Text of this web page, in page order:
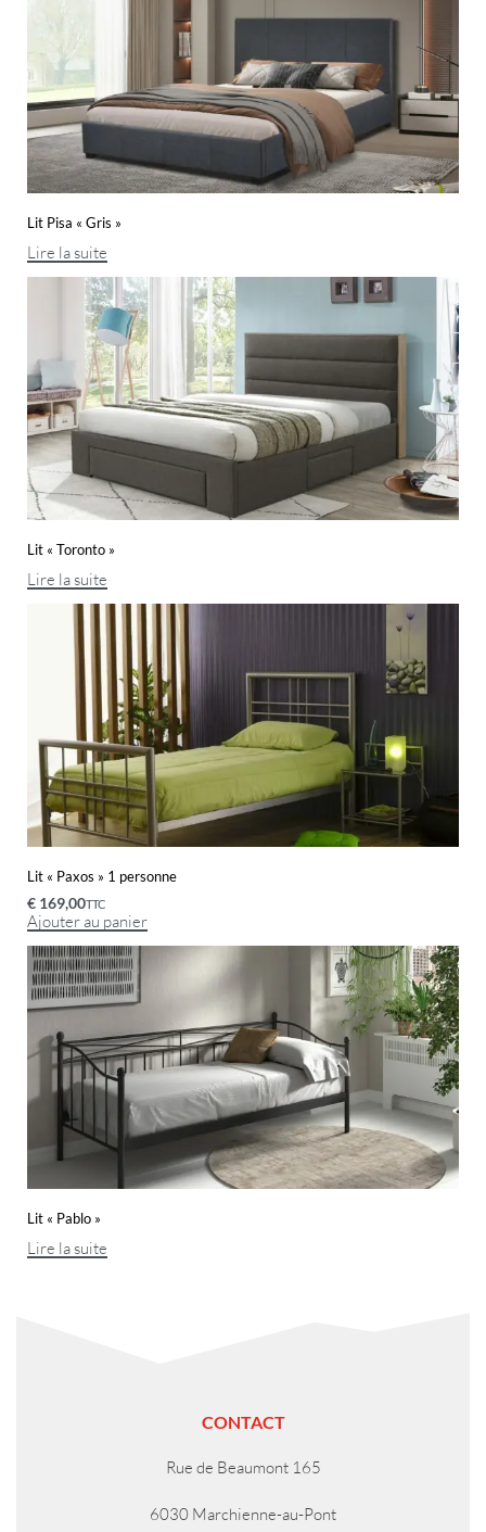
Lit Pisa « Gris »
Lire la suite
Lit « Toronto »
Lire la suite
Lit « Paxos » 1 personne
€ 169,00TTC
Ajouter au panier
Lit « Pablo »
Lire la suite
CONTACT
Rue de Beaumont 165
6030 Marchienne-au-Pont